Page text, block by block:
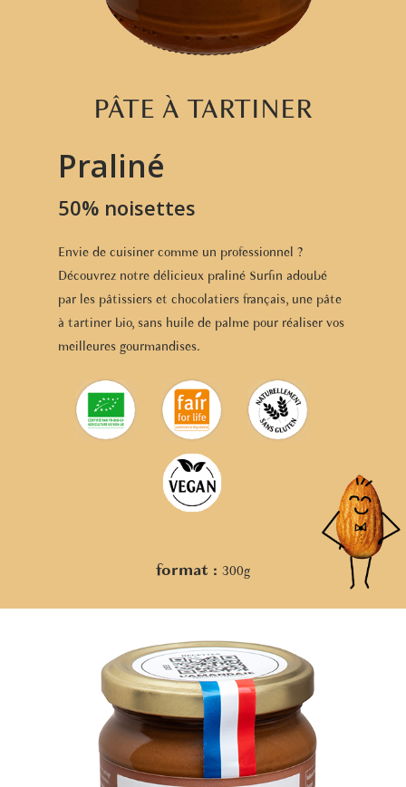
PÂTE À TARTINER
Praliné
50% noisettes
Envie de cuisiner comme un professionnel ?
Découvrez notre délicieux praliné Surfin adoubé
par les pâtissiers et chocolatiers français, une pâte
à tartiner bio, sans huile de palme pour réaliser vos
meilleures gourmandises.
format : 300g